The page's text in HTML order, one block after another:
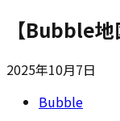
【Bubble
2025年10月7日
Bubble